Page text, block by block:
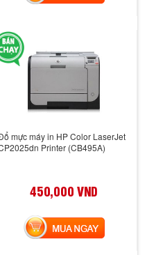
mực máy in HP Color LaserJet
Printer (CB495A)
450,000 VND
MUA NGAY